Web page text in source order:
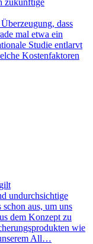
dass
mal etwa ein
Studie entlarvt
Kostenfaktoren
undurchsichtige
aus, um uns
dem Konzept zu
wie
All…